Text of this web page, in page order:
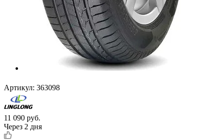
Артикул: 363098
11 090 руб.
Через 2 дня